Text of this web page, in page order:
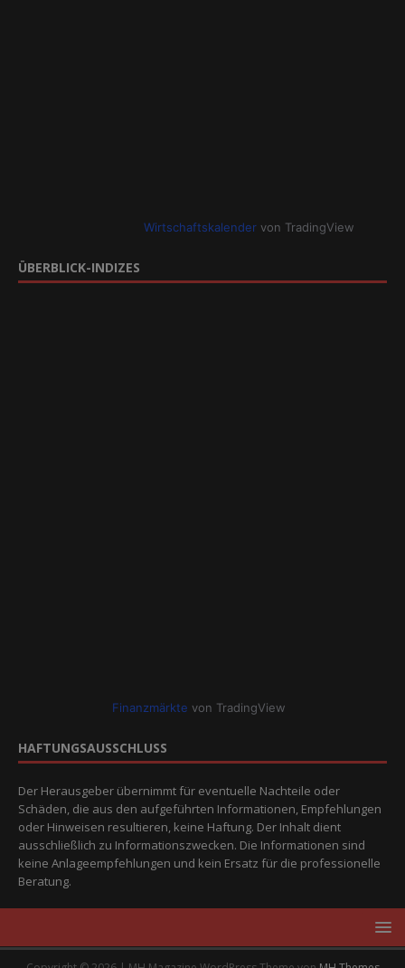
Wirtschaftskalendervon TradingView
ÜBERBLICK-INDIZES
Finanzmärkte von TradingView
HAFTUNGSAUSSCHLUSS
Der Herausgeber übernimmt für eventuelle Nachteile oder
Schäden, die aus den aufgeführten Informationen, Empfehlungen
oder Hinweisen resultieren, keine Haftung. Der Inhalt dient
ausschließlich zu Informationszwecken. Die Informationen sind
keine Anlageempfehlungen und kein Ersatz für die professionelle
Beratung.